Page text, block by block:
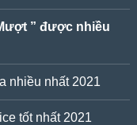
” được nhiều
nhiều nhất 2021
tốt nhất 2021